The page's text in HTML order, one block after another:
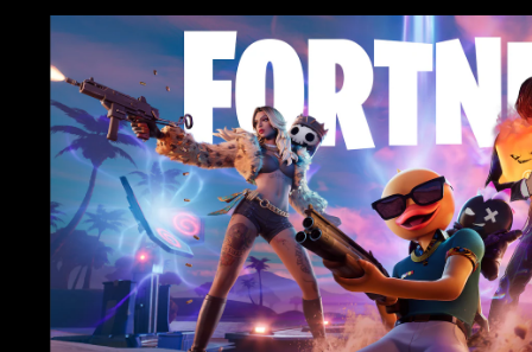
F
r
t
n
t
e